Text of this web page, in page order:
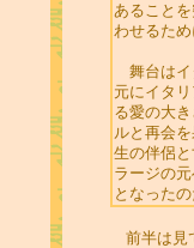
あること
わせるた
舞台はイ
元にイタ
る愛の大
ルと再会
生の伴侶
ラージの
となったの
前半は見